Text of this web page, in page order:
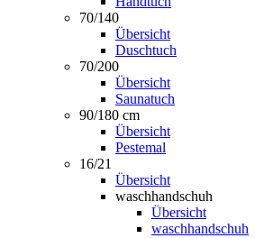
70/140
Übersicht
Duschtuch
70/200
Übersicht
Saunatuch
90/180 cm
Übersicht
Pestemal
16/21
Übersicht
waschhandschuh
Übersicht
waschhandschuh